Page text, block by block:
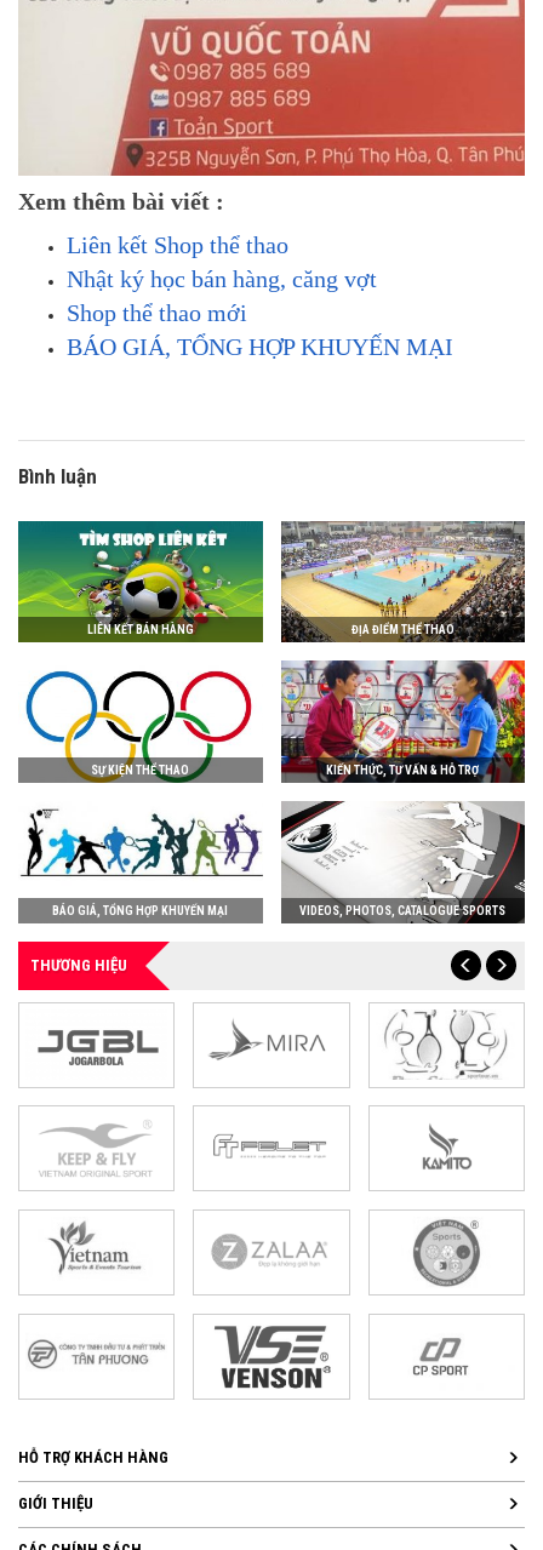
Xem thêm bài viết :
Liên kết Shop thể thao
Nhật ký học bán hàng, căng vợt
Shop thể thao mới
BÁO GIÁ, TỔNG HỢP KHUYẾN MẠI
Bình luận
LIÊN KẾT BÁN HÀNG ĐỊA ĐIỂM THỂ THAO
SỰ KIỆN THỂ THAO KIẾN THỨC, TƯ VẤN & HỖ TRỢ
BÁO GIÁ, TỔNG HỢP KHUYẾN MẠI VIDEOS, PHOTOS, CATALOGUE SPORTS
THƯƠNG HIỆU
HỖ TRỢ KHÁCH HÀNG
GIỚI THIỆU